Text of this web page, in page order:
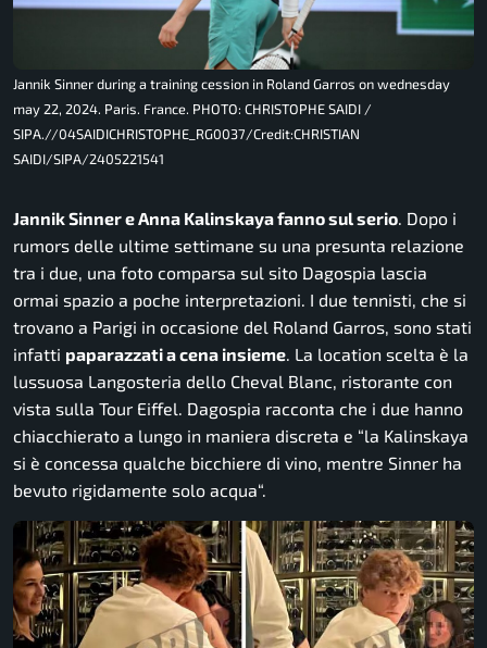
Jannik Sinner during a training cession in Roland Garros on wednesday
may 22, 2024. Paris. France. PHOTO: CHRISTOPHE SAIDI /
SIPA.//04SAIDICHRISTOPHE_RG0037/Credit:CHRISTIAN
SAIDI/SIPA/2405221541
Jannik Sinner e Anna Kalinskaya fanno sul serio. Dopo i
rumors delle ultime settimane su una presunta relazione
tra i due, una foto comparsa sul sito Dagospia lascia
ormai spazio a poche interpretazioni. I due tennisti, che si
trovano a Parigi in occasione del Roland Garros, sono stati
infatti paparazzati a cena insieme. La location scelta è la
lussuosa Langosteria dello Cheval Blanc, ristorante con
vista sulla Tour Eiffel. Dagospia racconta che i due hanno
chiacchierato a lungo in maniera discreta e “la Kalinskaya
si è concessa qualche bicchiere di vino, mentre Sinner ha
bevuto rigidamente solo acqua“.